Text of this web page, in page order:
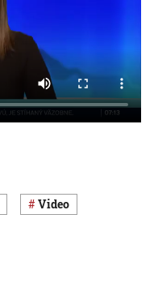
Video